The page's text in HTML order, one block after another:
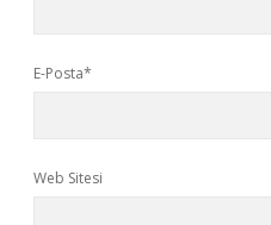
E-Posta*
Web Sitesi